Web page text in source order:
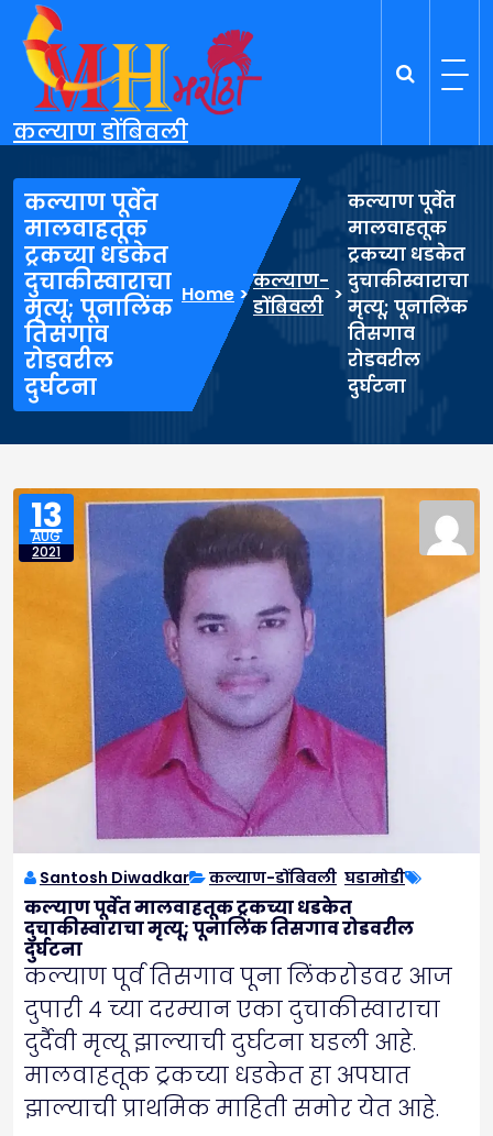
content
कल्याण डोंबिवली
कल्याण पूर्वेत
मालवाहतूक
ट्रकच्या धडकेत
दुचाकीस्वाराचा
मृत्यू; पूनालिंक
तिसगाव
रोडवरील
दुर्घटना
Home >
कल्याण-
डोंबिवली
>
कल्याण पूर्वेत
मालवाहतूक
ट्रकच्या धडकेत
दुचाकीस्वाराचा
मृत्यू; पूनालिंक
तिसगाव
रोडवरील
दुर्घटना
13
AUG
2021
Santosh Diwadkar कल्याण-डोंबिवली घडामोडी
कल्याण पूर्वेत मालवाहतूक ट्रकच्या धडकेत
दुचाकीस्वाराचा मृत्यू; पूनालिंक तिसगाव रोडवरील
दुर्घटना
कल्याण पूर्व तिसगाव पूना लिंकरोडवर आज
दुपारी ४ च्या दरम्यान एका दुचाकीस्वाराचा
दुर्दैवी मृत्यू झाल्याची दुर्घटना घडली आहे.
मालवाहतूक ट्रकच्या धडकेत हा अपघात
झाल्याची प्राथमिक माहिती समोर येत आहे.